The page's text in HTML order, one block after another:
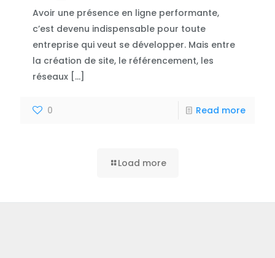
Avoir une présence en ligne performante,
c’est devenu indispensable pour toute
entreprise qui veut se développer. Mais entre
la création de site, le référencement, les
réseaux […]
0 Read more
Load more